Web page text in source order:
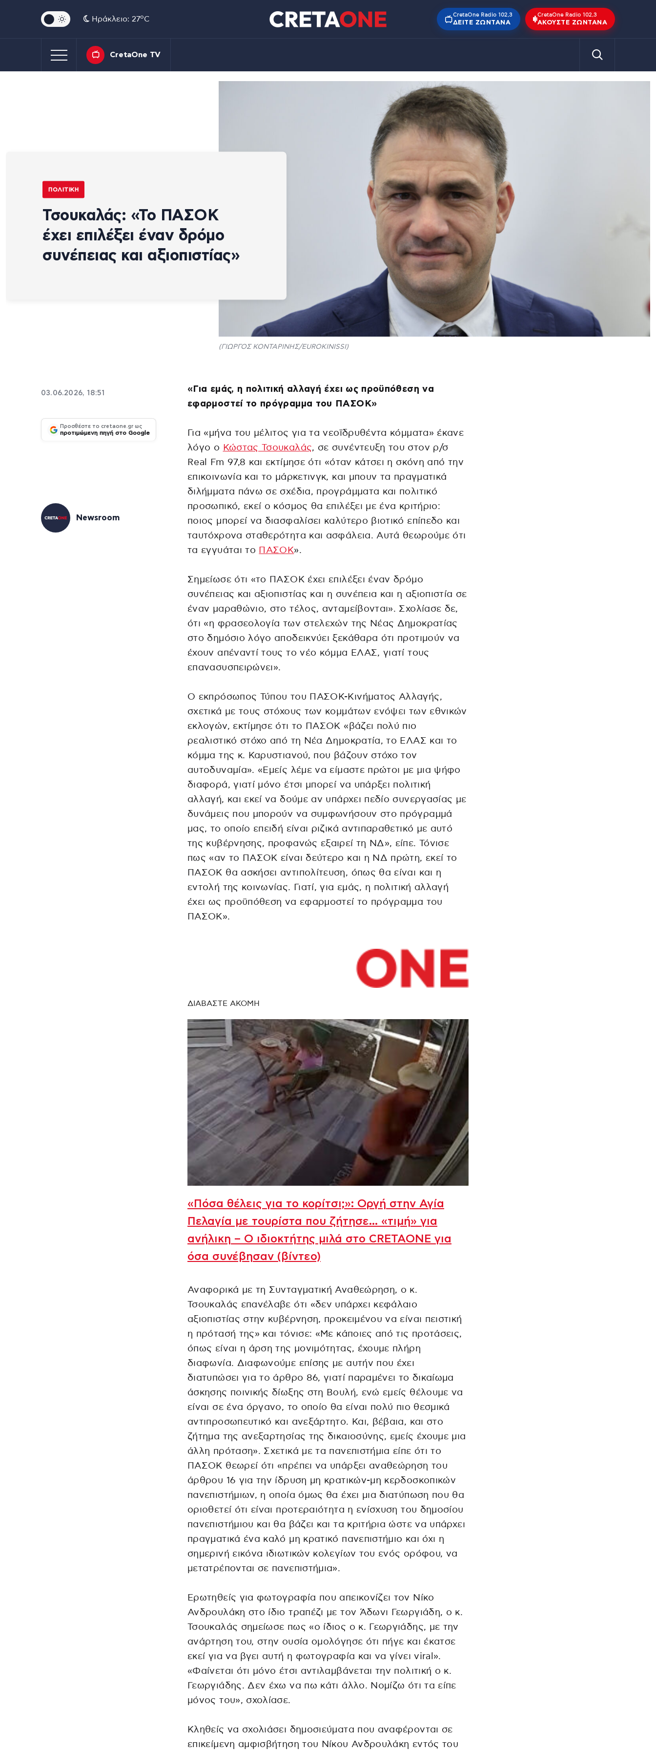
Ηράκλειο: 27oC
CretaOne Radio 102,3
ΔΕΊΤΕ ΖΩΝΤΑΝΆ
CretaOne Radio 102,3
ΑΚΟΎΣΤΕ ΖΩΝΤΑΝΆ
CretaOne TV
ΠΟΛΙΤΙΚΉ
Τσουκαλάς: «Το ΠΑΣΟΚ
έχει επιλέξει έναν δρόμο
συνέπειας και αξιοπιστίας»
(ΓΙΩΡΓΟΣ ΚΟΝΤΑΡΙΝΗΣ/EUROKINISSI)
03.06.2026, 18:51
Προσθέστε το cretaone.gr ως
προτιμώμενη πηγή στο Google
Newsroom
«Για εμάς, η πολιτική αλλαγή έχει ως προϋπόθεση να
εφαρμοστεί το πρόγραμμα του ΠΑΣΟΚ»
Για «μήνα του μέλιτος για τα νεοϊδρυθέντα κόμματα» έκανε
λόγο ο Κώστας Τσουκαλάς, σε συνέντευξη του στον ρ/σ
Real Fm 97,8 και εκτίμησε ότι «όταν κάτσει η σκόνη από την
επικοινωνία και το μάρκετινγκ, και μπουν τα πραγματικά
διλήμματα πάνω σε σχέδια, προγράμματα και πολιτικό
προσωπικό, εκεί ο κόσμος θα επιλέξει με ένα κριτήριο:
ποιος μπορεί να διασφαλίσει καλύτερο βιοτικό επίπεδο και
ταυτόχρονα σταθερότητα και ασφάλεια. Αυτά θεωρούμε ότι
τα εγγυάται το
ΠΑΣΟΚ».
Σημείωσε ότι «το ΠΑΣΟΚ έχει επιλέξει έναν δρόμο
συνέπειας και αξιοπιστίας και η συνέπεια και η αξιοπιστία σε
έναν μαραθώνιο, στο τέλος, ανταμείβονται». Σχολίασε δε,
ότι «η φρασεολογία των στελεχών της Νέας Δημοκρατίας
στο δημόσιο λόγο αποδεικνύει ξεκάθαρα ότι προτιμούν να
έχουν απέναντί τους το νέο κόμμα ΕΛΑΣ, γιατί τους
επανασυσπειρώνει».
Ο εκπρόσωπος Τύπου του ΠΑΣΟΚ-Κινήματος Αλλαγής,
σχετικά με τους στόχους των κομμάτων ενόψει των εθνικών
εκλογών, εκτίμησε ότι το ΠΑΣΟΚ «βάζει πολύ πιο
ρεαλιστικό στόχο από τη Νέα Δημοκρατία, το ΕΛΑΣ και το
κόμμα της κ. Καρυστιανού, που βάζουν στόχο τον
αυτοδυναμία». «Εμείς λέμε να είμαστε πρώτοι με μια ψήφο
διαφορά, γιατί μόνο έτσι μπορεί να υπάρξει πολιτική
αλλαγή, και εκεί να δούμε αν υπάρχει πεδίο συνεργασίας με
δυνάμεις που μπορούν να συμφωνήσουν στο πρόγραμμά
μας, το οποίο επειδή είναι ριζικά αντιπαραθετικό με αυτό
της κυβέρνησης, προφανώς εξαιρεί τη ΝΔ», είπε. Τόνισε
πως «αν το ΠΑΣΟΚ είναι δεύτερο και η ΝΔ πρώτη, εκεί το
ΠΑΣΟΚ θα ασκήσει αντιπολίτευση, όπως θα είναι και η
εντολή της κοινωνίας. Γιατί, για εμάς, η πολιτική αλλαγή
έχει ως προϋπόθεση να εφαρμοστεί το πρόγραμμα του
ΠΑΣΟΚ».
ΔΙΑΒΑΣΤΕ ΑΚΟΜΗ
«Πόσα θέλεις για το κορίτσι;»: Οργή στην Αγία
Πελαγία με τουρίστα που ζήτησε… «τιμή» για
ανήλικη – Ο ιδιοκτήτης μιλά στο CRETAONE για
όσα συνέβησαν (βίντεο)
Αναφορικά με τη Συνταγματική Αναθεώρηση, ο κ.
Τσουκαλάς επανέλαβε ότι «δεν υπάρχει κεφάλαιο
αξιοπιστίας στην κυβέρνηση, προκειμένου να είναι πειστική
η πρότασή της» και τόνισε: «Με κάποιες από τις προτάσεις,
όπως είναι η άρση της μονιμότητας, έχουμε πλήρη
διαφωνία. Διαφωνούμε επίσης με αυτήν που έχει
διατυπώσει για το άρθρο 86, γιατί παραμένει το δικαίωμα
άσκησης ποινικής δίωξης στη Βουλή, ενώ εμείς θέλουμε να
είναι σε ένα όργανο, το οποίο θα είναι πολύ πιο θεσμικά
αντιπροσωπευτικό και ανεξάρτητο. Και, βέβαια, και στο
ζήτημα της ανεξαρτησίας της δικαιοσύνης, εμείς έχουμε μια
άλλη πρόταση». Σχετικά με τα πανεπιστήμια είπε ότι το
ΠΑΣΟΚ θεωρεί ότι «πρέπει να υπάρξει αναθεώρηση του
άρθρου 16 για την ίδρυση μη κρατικών-μη κερδοσκοπικών
πανεπιστήμιων, η οποία όμως θα έχει μια διατύπωση που θα
οριοθετεί ότι είναι προτεραιότητα η ενίσχυση του δημοσίου
πανεπιστήμιου και θα βάζει και τα κριτήρια ώστε να υπάρχει
πραγματικά ένα καλό μη κρατικό πανεπιστήμιο και όχι η
σημερινή εικόνα ιδιωτικών κολεγίων του ενός ορόφου, να
μετατρέπονται σε πανεπιστήμια».
Ερωτηθείς για φωτογραφία που απεικονίζει τον Νίκο
Ανδρουλάκη στο ίδιο τραπέζι με τον Άδωνι Γεωργιάδη, ο κ.
Τσουκαλάς σημείωσε πως «ο ίδιος ο κ. Γεωργιάδης, με την
ανάρτηση του, στην ουσία ομολόγησε ότι πήγε και έκατσε
εκεί για να βγει αυτή η φωτογραφία και να γίνει viral».
«Φαίνεται ότι μόνο έτσι αντιλαμβάνεται την πολιτική ο κ.
Γεωργιάδης. Δεν έχω να πω κάτι άλλο. Νομίζω ότι τα είπε
μόνος του», σχολίασε.
Κληθείς να σχολιάσει δημοσιεύματα που αναφέρονται σε
επικείμενη αμφισβήτηση του Νίκου Ανδρουλάκη εντός του